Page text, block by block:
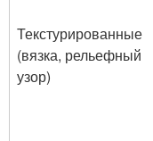
Текстурированные
(вязка, рельефный
узор)